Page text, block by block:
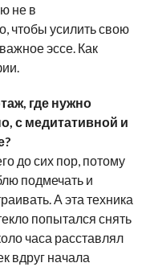
не в
чтобы усилить свою
эссе. Как
где нужно
с медитативной и
до сих пор, потому
подмечать и
А эта техника
попытался снять
часа расставлял
вдруг начала